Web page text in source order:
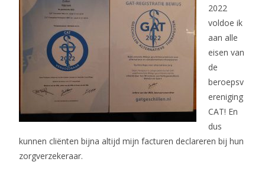
2022
voldoe ik
aan alle
eisen van
de
beroepsv
ereniging
CAT! En
dus
kunnen cliënten bijna altijd mijn facturen declareren bij hun
zorgverzekeraar.